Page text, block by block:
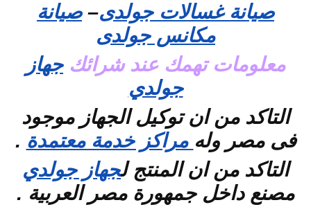
صيانة غسالات جولدى–صيانة
مكانس جولدى
معلومات تهمك عند شرائكجهاز
جولدي
التاكد من ان توكيل الجهاز موجود
فى مصر وله مراكز خدمة معتمدة .
التاكد من ان المنتج لجهاز جولدي
مصنع داخل جمهورة مصر العربية .